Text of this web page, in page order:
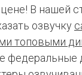
В нашей
озвучку
топовыми
федеральные